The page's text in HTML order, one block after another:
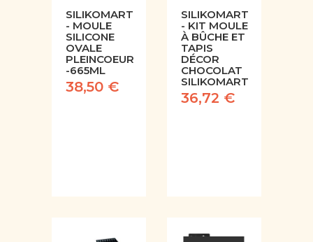
SILIKOMART
- MOULE
SILICONE
OVALE
PLEINCOEUR
-665ML
38,50 €
SILIKOMART
- KIT MOULE
À BÛCHE ET
TAPIS
DÉCOR
CHOCOLAT
SILIKOMART
36,72 €